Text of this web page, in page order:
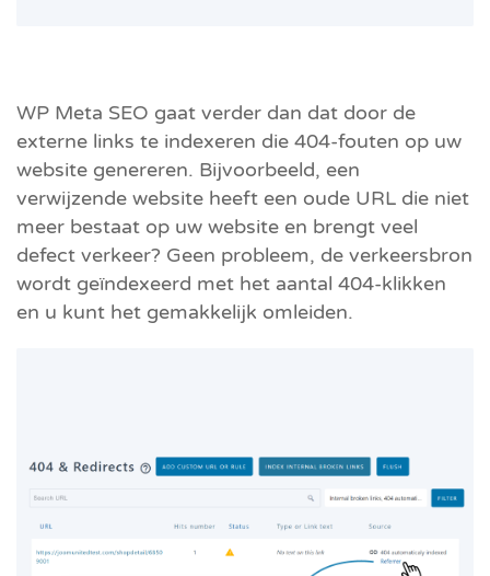
WP Meta SEO gaat verder dan dat door de
externe links te indexeren die 404-fouten op uw
website genereren. Bijvoorbeeld, een
verwijzende website heeft een oude URL die niet
meer bestaat op uw website en brengt veel
defect verkeer? Geen probleem, de verkeersbron
wordt geïndexeerd met het aantal 404-klikken
en u kunt het gemakkelijk omleiden.